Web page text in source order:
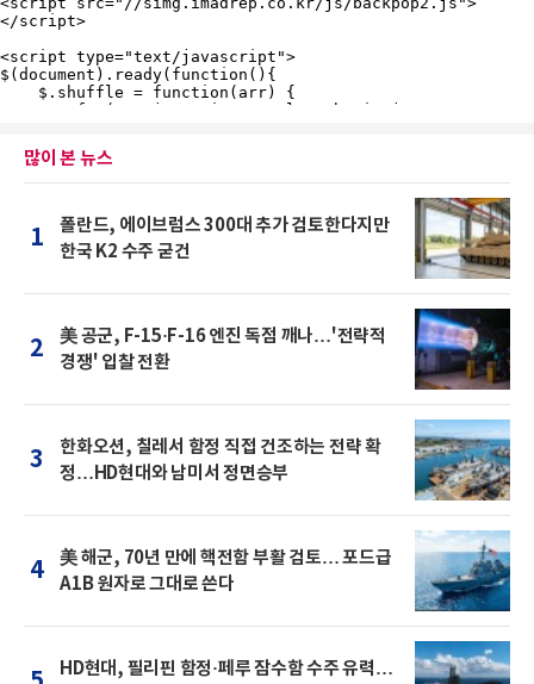
많이 본 뉴스
1
폴란드, 에이브럼스 300대 추가 검토한다지만
한국 K2 수주 굳건
2
美 공군, F-15·F-16 엔진 독점 깨나…'전략적
경쟁' 입찰 전환
3
한화오션, 칠레서 함정 직접 건조하는 전략 확
정…HD현대와 남미서 정면승부
4
美 해군, 70년 만에 핵전함 부활 검토… 포드급
A1B 원자로 그대로 쓴다
HD현대, 필리핀 함정·페루 잠수함 수주 유력…